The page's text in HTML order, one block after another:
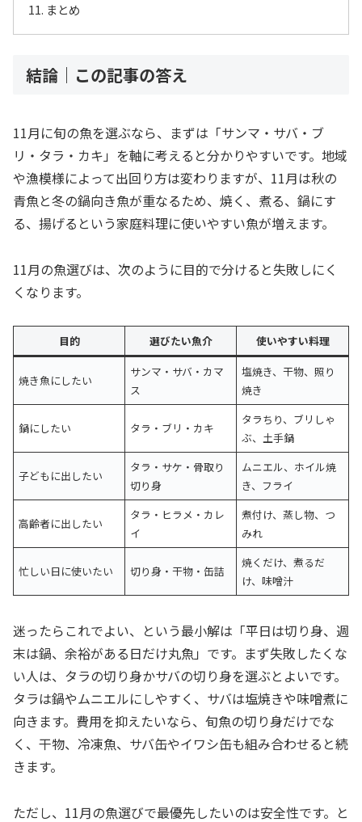
まとめ
結論｜この記事の答え
11月に旬の魚を選ぶなら、まずは「サンマ・サバ・ブ
リ・タラ・カキ」を軸に考えると分かりやすいです。地域
や漁模様によって出回り方は変わりますが、11月は秋の
青魚と冬の鍋向き魚が重なるため、焼く、煮る、鍋にす
る、揚げるという家庭料理に使いやすい魚が増えます。
11月の魚選びは、次のように目的で分けると失敗しにく
くなります。
目的 選びたい魚介 使いやすい料理
焼き魚にしたい
サンマ・サバ・カマ
ス
塩焼き、干物、照り
焼き
鍋にしたい タラ・ブリ・カキ
タラちり、ブリしゃ
ぶ、土手鍋
子どもに出したい
タラ・サケ・骨取り
切り身
ムニエル、ホイル焼
き、フライ
高齢者に出したい
タラ・ヒラメ・カレ
イ
煮付け、蒸し物、つ
みれ
忙しい日に使いたい 切り身・干物・缶詰
焼くだけ、煮るだ
け、味噌汁
迷ったらこれでよい、という最小解は「平日は切り身、週
末は鍋、余裕がある日だけ丸魚」です。まず失敗したくな
い人は、タラの切り身かサバの切り身を選ぶとよいです。
タラは鍋やムニエルにしやすく、サバは塩焼きや味噌煮に
向きます。費用を抑えたいなら、旬魚の切り身だけでな
く、干物、冷凍魚、サバ缶やイワシ缶も組み合わせると続
きます。
ただし、11月の魚選びで最優先したいのは安全性です。と